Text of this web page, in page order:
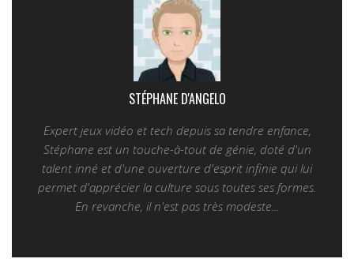
STÉPHANE D'ANGELO
Expert jeux vidéo et tech depuis sa tendre enfance,
Stéphane est un touche-à-tout de génie, doté d'un
talent inné et d'une ouverture d'esprit infinie qui lui
permet d'apprécier la culture sous toutes ses formes.
En revanche, il n'est pas très modeste...